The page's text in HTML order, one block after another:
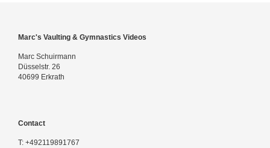
Marc's Vaulting & Gymnastics Videos
Marc Schuirmann
Düsselstr. 26
40699 Erkrath
Contact
T: +492119891767